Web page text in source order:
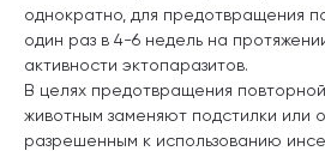
однократно, для предотвращения
один раз в 4-6 недель на
активности эктопаразитов.
В целях предотвращения
животным заменяют подстилки или
разрешенным к использованию